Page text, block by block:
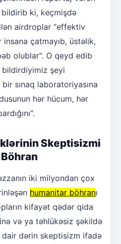
ki, keçmişdə
airdroplar "effektiv
çatmayıb, üstəlik,
olublar". O qeyd edib
şeyi
sınaq laboratoriyasına
hər hücum, hər
Skeptisizmi
iki milyondan çox
humanitar böhranı
kifayət qədər qida
və ya təhlükəsiz şəkildə
dair dərin skeptisizm ifadə